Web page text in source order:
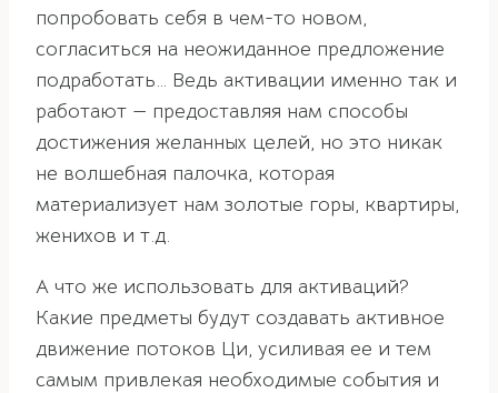
попробовать себя в чем-то новом,
согласиться на неожиданное предложение
подработать… Ведь активации именно так и
работают — предоставляя нам способы
достижения желанных целей, но это никак
не волшебная палочка, которая
материализует нам золотые горы, квартиры,
женихов и т.д.
А что же использовать для активаций?
Какие предметы будут создавать активное
движение потоков Ци, усиливая ее и тем
самым привлекая необходимые события и